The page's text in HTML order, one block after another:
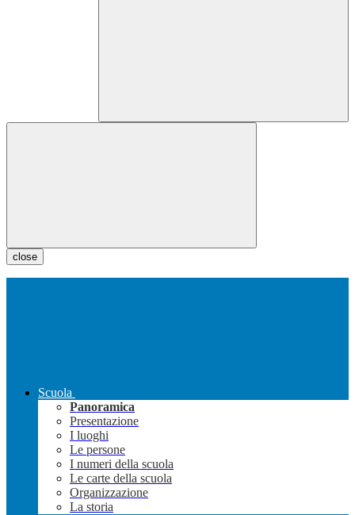
close
Scuola
Panoramica
Presentazione
I luoghi
Le persone
I numeri della scuola
Le carte della scuola
Organizzazione
La storia